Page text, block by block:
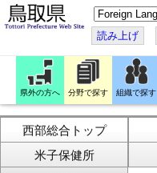
こ
の
ペ
ー
ジ
翻
訳
す
る
読み上げ
県外の方へ 分野で探す 組織で探す
西部総合トップ
米子保健所